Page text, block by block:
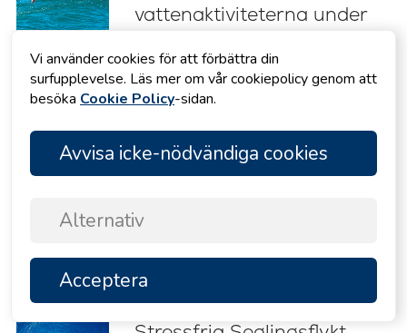
vattenaktiviteterna under
Seglingsguide Kroatien:
experttips, rutter och råd
Chartrad Katamaran med
Besättning i Kroatien: Din
Vi använder cookies för att förbättra din
surfupplevelse. Läs mer om vår cookiepolicy genom att
besöka Cookie Policy-sidan.
Avvisa icke-nödvändiga cookies
Alternativ
Acceptera